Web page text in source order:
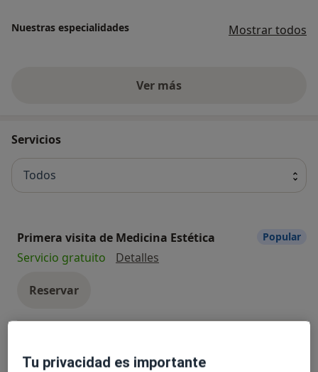
Nuestras especialidades Mostrar todos
Ver más
Servicios
Todos
Primera visita de Medicina Estética
Servicio gratuito
Detalles
Reservar
Popular
Servicio gratuito
DetallesPrimera visita Enfermería
Tu privacidad es importante